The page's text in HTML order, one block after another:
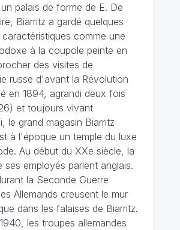
palais de forme de E. De
Biarritz a gardé quelques
caractéristiques comme une
à la coupole peinte en
des visites de
russe d'avant la Révolution
en 1894, agrandi deux fois
et toujours vivant
le grand magasin Biarritz
à l'époque un temple du luxe
Au début du XXe siècle, la
ses employés parlent anglais.
la Seconde Guerre
Allemands creusent le mur
dans les falaises de Biarritz.
les troupes allemandes